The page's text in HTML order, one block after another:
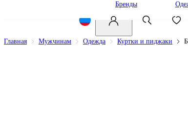
Бренды
Главная Мужчинам Одежда Куртки и пиджаки